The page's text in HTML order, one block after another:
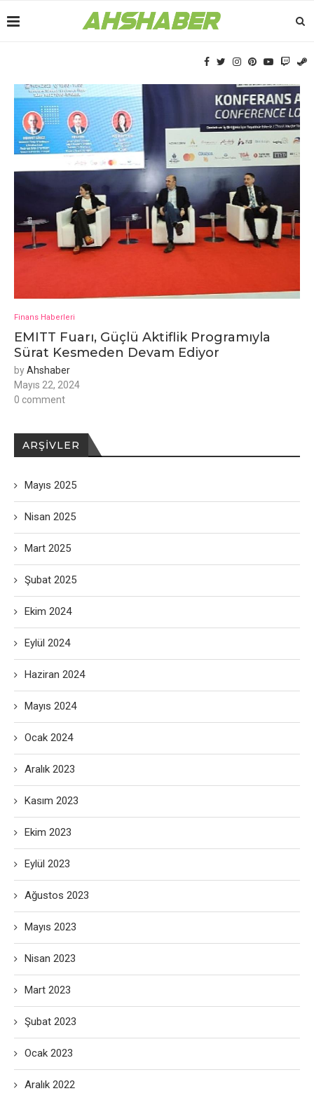
Finans Haberleri
EMITT Fuarı, Güçlü Aktiflik Programıyla
Sürat Kesmeden Devam Ediyor
byAhshaber
Mayıs 22, 2024
0 comment
ARŞIVLER
Mayıs 2025
Nisan 2025
Mart 2025
Şubat 2025
Ekim 2024
Eylül 2024
Haziran 2024
Mayıs 2024
Ocak 2024
Aralık 2023
Kasım 2023
Ekim 2023
Eylül 2023
Ağustos 2023
Mayıs 2023
Nisan 2023
Mart 2023
Şubat 2023
Ocak 2023
Aralık 2022